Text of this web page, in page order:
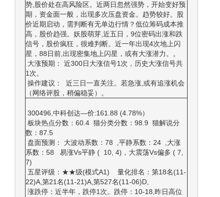
势,股价处在高风险区。近两日忽然强势，开始变好预
期，资金面一般，出现多次压盘资金。趋势较好。股
价近期启动，需判断有无单边行情？低位筹码成本推
高，股价趋强。妖股萌芽,近五日，9位密码出涨和跌
信号，股价疯狂，很难判断。近一年出现4次地上闪
星，88日前,出现密集地上闪星，或有大涨潜力。。
大涨预期： 近300日大涨信号1次，历史大涨信号共
1次。
操作建议： 近三日一直关注。若急涨,或有追涨机会
（网络评股，稍偏稳妥）。
300496,中科创达—价:161.88 (4.78%）
板块热点分数：60.4 猫分类分数：98.9 猫解说分
数：87.5
盘面预测： 大波动系数：78 ,平静系数：24 ,大涨
系数：58 易涨Vs平静 ( 10, 4)，大震荡Vs偏多 ( 7,
7)
五星评级：★★级(模式A1) 量化排名：第18名(11-
22)A,第21名(11-21)A,第527名(11-06)D,
涨跌停：近半年，跌停1次。跌停：10-18,昨日高位